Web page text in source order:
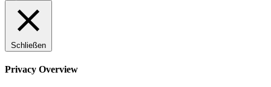
Schließen
Privacy Overview